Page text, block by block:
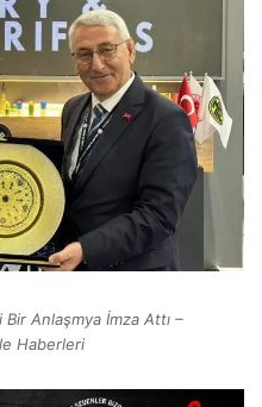
Bir Anlaşmya İmza Attı –
Haberleri